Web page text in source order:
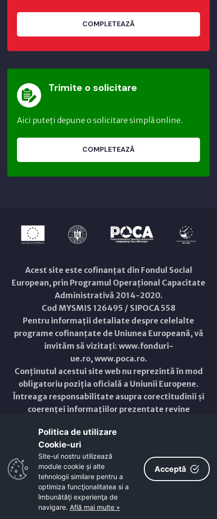
COMPLETEAZĂ
Trimite o solicitare
Aici puteți depune o solicitare simplă online.
COMPLETEAZĂ
Acest site este cofinanțat din Fondul Social
European, prin Programul Operațional Capacitate
Administrativă 2014-2020.
Cod MYSMIS 126495 / SIPOCA 558
Pentru informații detaliate despre celelalte
programe cofinanțate de Uniunea Europeană, vă
invităm să vizitați: www.fonduri-
ue.ro,www.poca.ro.
Conținutul acestui site web nu reprezintă în mod
obligatoriu poziția oficială a Uniunii Europene.
Întreaga responsabilitate asupra corectitudinii și
coerenței informațiilor prezentate revine
Copyright © 2021 - 2026 -
ResponsiveVoice
Non-Commercial License
Politica de utilizare
Cookie-uri‎
Site-ul nostru utilizează
module cookie și alte
tehnologii similare pentru a
optimiza funcţionalitatea si a
îmbunătăţi experienţa de
navigare. Află mai multe »
Acceptă